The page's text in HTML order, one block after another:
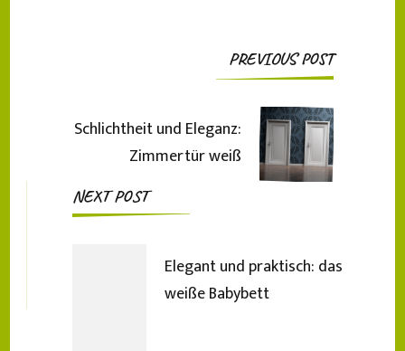
Post
Navigation
PREVIOUS POST
Schlichtheit und Eleganz:
Zimmertür weiß
NEXT POST
Elegant und praktisch: das
weiße Babybett